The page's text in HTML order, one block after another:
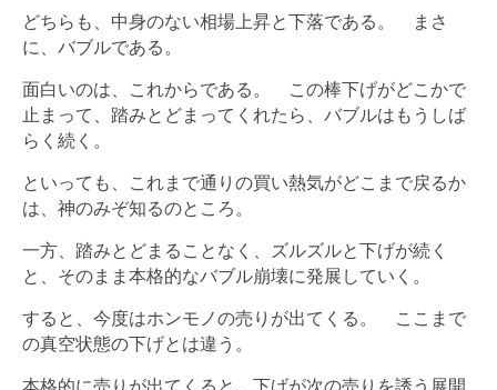
どちらも、中身のない相場上昇と下落である。 まさ
に、バブルである。
面白いのは、これからである。 この棒下げがどこかで
止まって、踏みとどまってくれたら、バブルはもうしば
らく続く。
といっても、これまで通りの買い熱気がどこまで戻るか
は、神のみぞ知るのところ。
一方、踏みとどまることなく、ズルズルと下げが続く
と、そのまま本格的なバブル崩壊に発展していく。
すると、今度はホンモノの売りが出てくる。 ここまで
の真空状態の下げとは違う。